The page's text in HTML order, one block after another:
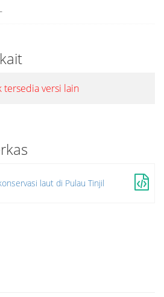
-
tersedia versi lain
laut di Pulau Tinjil